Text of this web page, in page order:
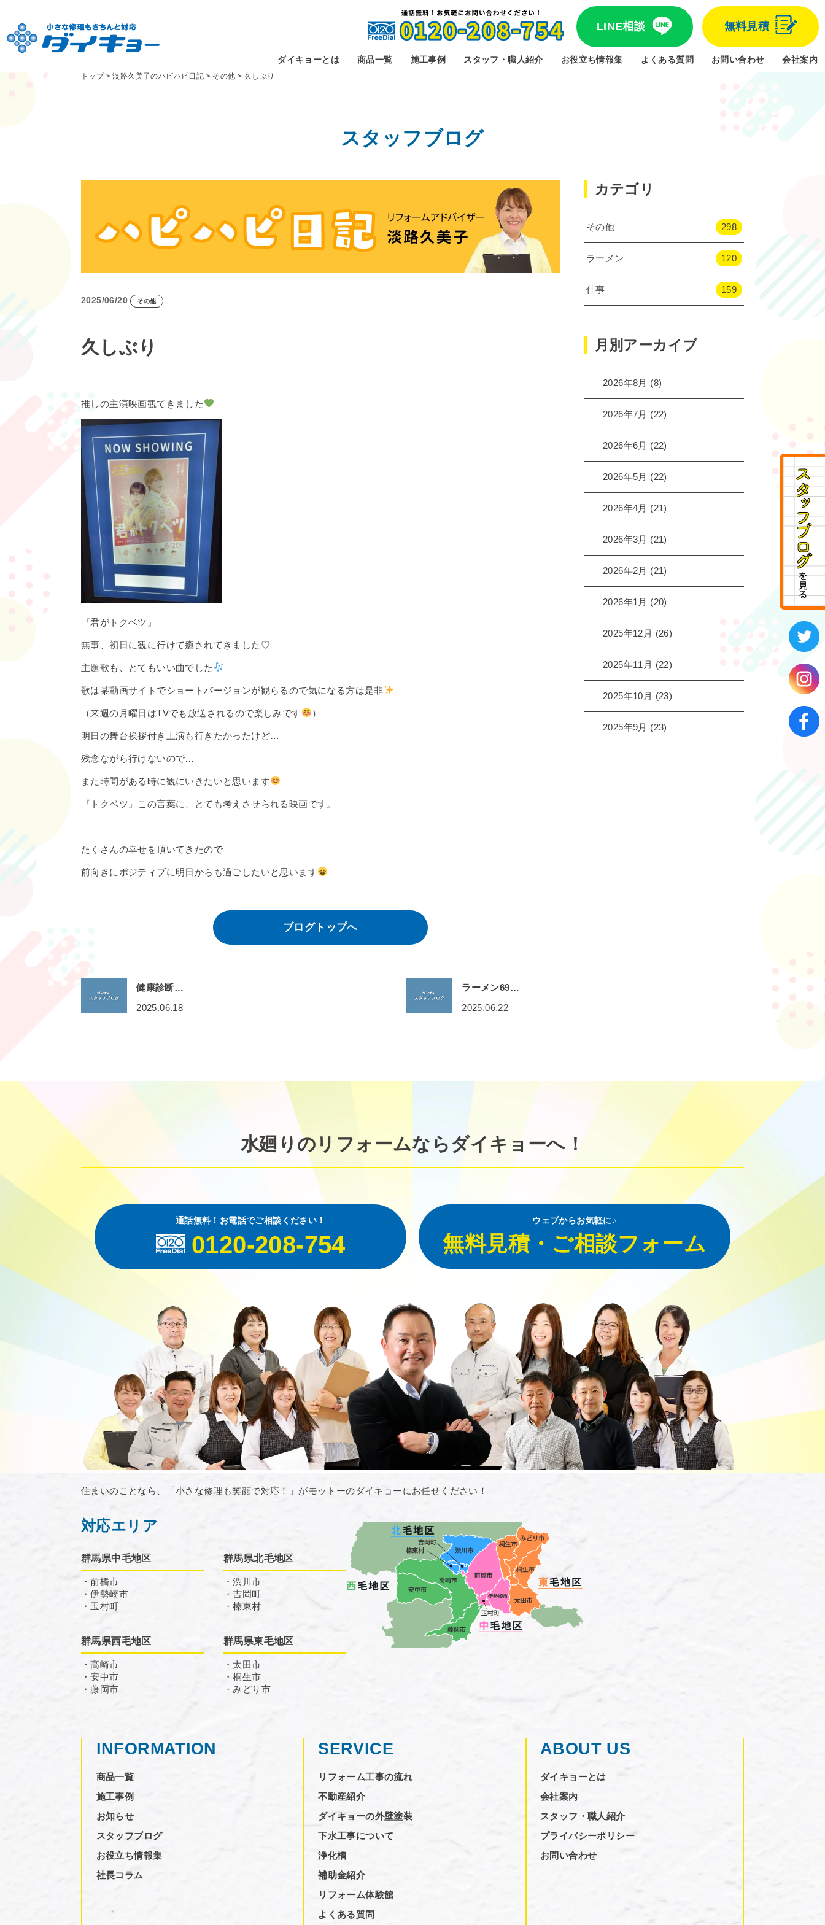
LINE相談 無料見積
ダイキョーとは 商品一覧 施工事例 スタッフ・職人紹介 お役立ち情報集 よくある質問 お問い合わせ 会社案内
トップ>淡路久美子のハピハピ日記 > その他 > 久しぶり
スタッフブログ
2025/06/20 その他
久しぶり
推しの主演映画観てきました
『君がトクベツ』
無事、初日に観に行けて癒されてきました♡
主題歌も、とてもいい曲でした
歌は某動画サイトでショートバージョンが観らるので気になる方は是非
（来週の月曜日はTVでも放送されるので楽しみです ）
明日の舞台挨拶付き上演も行きたかったけど…
残念ながら行けないので…
また時間がある時に観にいきたいと思います
『トクベツ』この言葉に、とても考えさせられる映画です。
たくさんの幸せを頂いてきたので
前向きにポジティブに明日からも過ごしたいと思います
ブログトップへ
健康診断…
2025.06.18
ラーメン69…
2025.06.22
カテゴリ
その他 298
ラーメン 120
仕事 159
月別アーカイブ
2026年8月 (8)
2026年7月 (22)
2026年6月 (22)
2026年5月 (22)
2026年4月 (21)
2026年3月 (21)
2026年2月 (21)
2026年1月 (20)
2025年12月 (26)
2025年11月 (22)
2025年10月 (23)
2025年9月 (23)
水廻りのリフォームならダイキョーへ！
通話無料！お電話でご相談ください！
0120-208-754
ウェブからお気軽に♪
無料見積・ご相談フォーム
住まいのことなら、「小さな修理も笑顔で対応！」がモットーのダイキョーにお任せください！
対応エリア
群馬県中毛地区
・前橋市
・伊勢崎市
・玉村町
群馬県北毛地区
・渋川市
・吉岡町
・榛東村
群馬県西毛地区
・高崎市
・安中市
・藤岡市
群馬県東毛地区
・太田市
・桐生市
・みどり市
INFORMATION
商品一覧
施工事例
お知らせ
スタッフブログ
お役立ち情報集
社長コラム
SERVICE
リフォーム工事の流れ
不動産紹介
ダイキョーの外壁塗装
下水工事について
浄化槽
補助金紹介
リフォーム体験館
よくある質問
ABOUT US
ダイキョーとは
会社案内
スタッフ・職人紹介
プライバシーポリシー
お問い合わせ